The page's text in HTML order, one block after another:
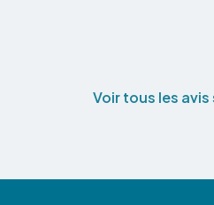
Voir tous les